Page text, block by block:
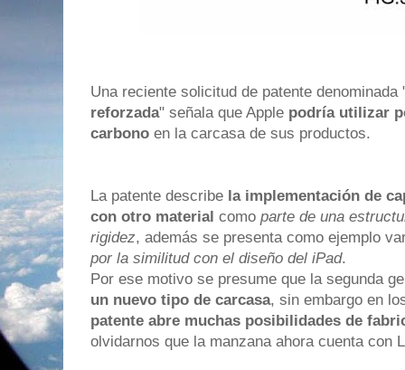
Una reciente solicitud de patente denominada
reforzada" señala que Apple podría utilizar
carbono en la carcasa de sus productos.
La patente describe la implementación de
con otro material como parte de una
rigidez, además se presenta como ejemplo
por la similitud con el diseño del iPad.
Por ese motivo se presume que la segunda
un nuevo tipo de carcasa, sin embargo en
patente abre muchas posibilidades de
olvidarnos que la manzana ahora cuenta con